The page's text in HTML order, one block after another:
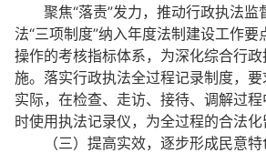
聚焦“落责”发力，推动行政执法
法“三项制度”纳入年度法制建设工作
操作的考核指标体系，为深化综合行
施。落实行政执法全过程记录制度，
实际，在检查、走访、接待、调解过
时使用执法记录仪，为全过程的合法化
（三）提高实效，逐步形成民意